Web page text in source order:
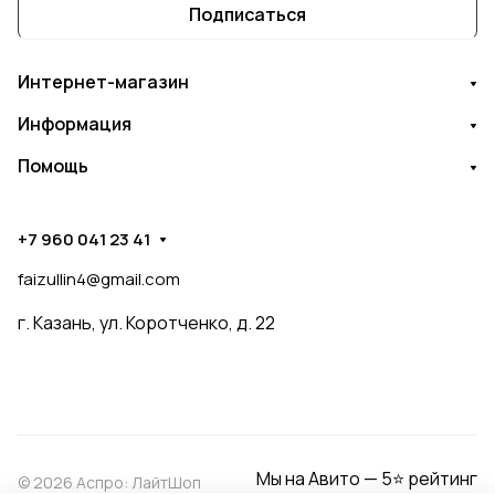
Подписаться
Интернет-магазин
Информация
Помощь
+7 960 041 23 41
faizullin4@gmail.com
г. Казань, ул. Коротченко, д. 22
© 2026 Аспро: ЛайтШоп Мы на Авито — 5⭐ рейтинг